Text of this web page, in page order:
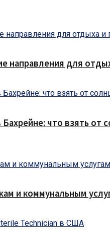
направления для
Бахрейне: что взять
и коммунальным